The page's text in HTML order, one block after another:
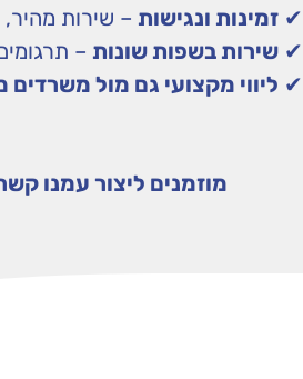
✔ זמינות ונגישות – שירות מהיר,
✔ שירות בשפות שונות –
✔ ליווי מקצועי גם מול
מוזמנים ליצור עמנו